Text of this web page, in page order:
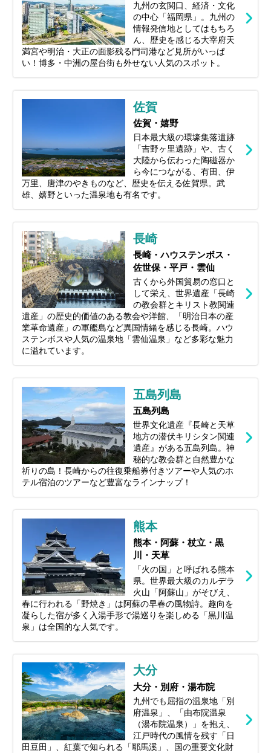
九州の玄関口、経済・文化
の中心「福岡県」。九州の
情報発信地としてはもちろ
ん、歴史を感じる大宰府天
満宮や明治・大正の面影残る門司港など見所がいっぱ
い！博多・中洲の屋台街も外せない人気のスポット。
佐賀
佐賀・嬉野
日本最大級の環壕集落遺跡
「吉野ヶ里遺跡」や、古く
大陸から伝わった陶磁器か
ら今につながる、有田、伊
万里、唐津のやきものなど、歴史を伝える佐賀県。武
雄、嬉野といった温泉地も有名です。
長崎
長崎・ハウステンボス・
佐世保・平戸・雲仙
古くから外国貿易の窓口と
して栄え、世界遺産「長崎
の教会群とキリスト教関連
遺産」の歴史的価値のある教会や洋館、「明治日本の産
業革命遺産」の軍艦島など異国情緒を感じる長崎。ハウ
ステンボスや人気の温泉地「雲仙温泉」など多彩な魅力
に溢れています。
五島列島
五島列島
世界文化遺産『長崎と天草
地方の潜伏キリシタン関連
遺産』がある五島列島。神
秘的な教会群と自然豊かな
祈りの島！長崎からの往復乗船券付きツアーや人気のホ
テル宿泊のツアーなど豊富なラインナップ！
熊本
熊本・阿蘇・杖立・黒
川・天草
「火の国」と呼ばれる熊本
県。世界最大級のカルデラ
火山「阿蘇山」がそびえ、
春に行われる「野焼き」は阿蘇の早春の風物詩。趣向を
凝らした宿が多く入湯手形で湯巡りを楽しめる「黒川温
泉」は全国的な人気です。
大分
大分・別府・湯布院
九州でも屈指の温泉地「別
府温泉」、「由布院温泉
（湯布院温泉）」を抱え、
江戸時代の風情を残す「日
田豆田」、紅葉で知られる「耶馬溪」、国の重要文化財